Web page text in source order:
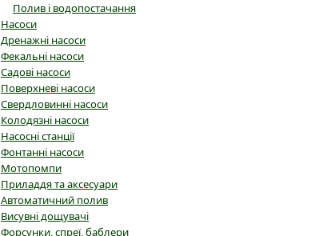
Полив і водопостачання
Насоси
Дренажні насоси
Фекальні насоси
Садові насоси
Поверхневі насоси
Свердловинні насоси
Колодязні насоси
Насосні станції
Фонтанні насоси
Мотопомпи
Приладдя та аксесуари
Автоматичний полив
Висувні дощувачі
Форсунки, спреї, баблери